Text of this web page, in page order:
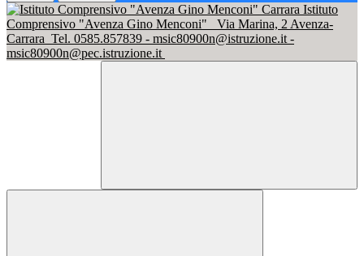
Istituto
Comprensivo "Avenza Gino Menconi"
Via Marina, 2 Avenza-
Carrara Tel. 0585.857839 - msic80900n@istruzione.it -
msic80900n@pec.istruzione.it